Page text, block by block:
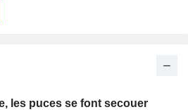
les puces se font secouer